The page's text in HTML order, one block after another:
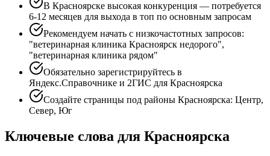
В Красноярске высокая конкуренция — потребуется
6-12 месяцев для выхода в топ по основным запросам
Рекомендуем начать с низкочастотных запросов:
"ветеринарная клиника Красноярск недорого",
"ветеринарная клиника рядом"
Обязательно зарегистрируйтесь в
Яндекс.Справочнике и 2ГИС для Красноярска
Создайте страницы под районы Красноярска: Центр,
Север, Юг
Ключевые слова для Красноярска